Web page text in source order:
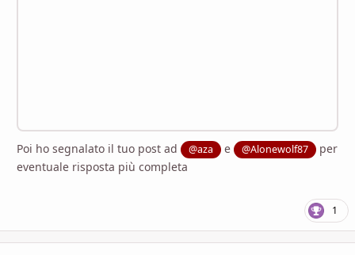
Poi ho segnalato il tuo post ad @aza e @Alonewolf87
per
eventuale risposta più completa
1